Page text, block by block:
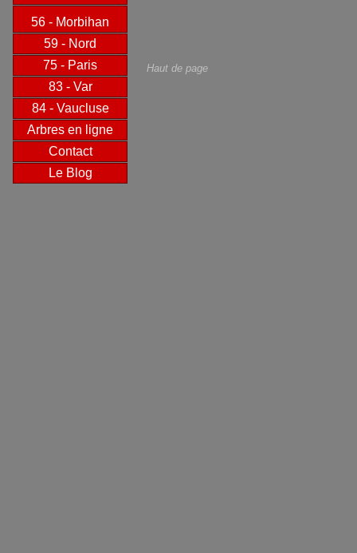
56 - Morbihan
59 - Nord
75 - Paris
83 - Var
84 - Vaucluse
Arbres en ligne
Contact
Le Blog
Haut de page